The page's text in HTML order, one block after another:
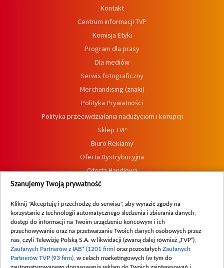
Kontakt
Centrum informacji TVP
Komisja Etyki
Program dla prasy
Dla mediów
Serwis fotograficzny
Merchandising (znaki)
Polityka Prywatności
Polityka przeciwdziałania nadużyciom i korupcji
Sklep TVP
Biuro Reklamy
Oferta Dystrybucyjna
Oferta Handlowa
Dostępność
Procedura zgłoszeń wewnętrznych
Szanujemy Twoją prywatność
Kliknij "Akceptuję i przechodzę do serwisu", aby wyrazić zgody na
korzystanie z technologii automatycznego śledzenia i zbierania danych,
dostęp do informacji na Twoim urządzeniu końcowym i ich
przechowywanie oraz na przetwarzanie Twoich danych osobowych przez
nas, czyli Telewizję Polską S.A. w likwidacji (zwaną dalej również „TVP”),
Zaufanych Partnerów z IAB* (1201 firm) oraz pozostałych Zaufanych
Partnerów TVP (93 firm) , w celach marketingowych (w tym do